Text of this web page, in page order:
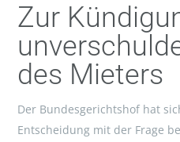
Zur
des Mieters
Der Bundesgerichtshof hat
Entscheidung mit der Frage